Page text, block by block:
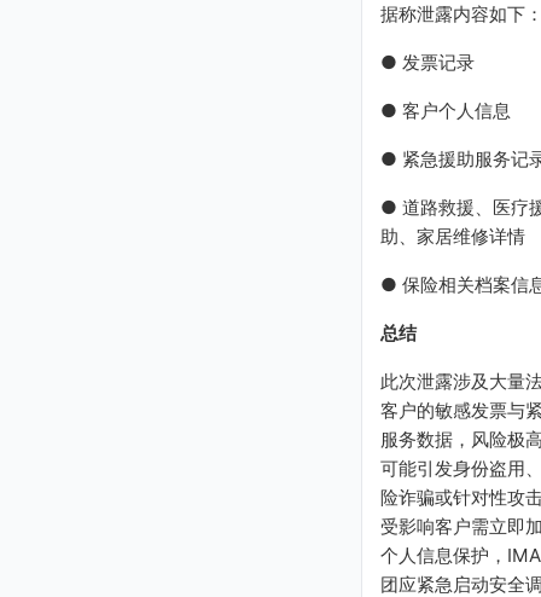
据称泄露内容如下
● 发票记录
● 客户个人信息
● 紧急援助服务记
● 道路救援、医疗
助、家居维修详情
● 保险相关档案信
总结
此次泄露涉及大量
客户的敏感发票与
服务数据，风险极
可能引发身份盗用
险诈骗或针对性攻
受影响客户需立即
个人信息保护，
团应紧急启动安全